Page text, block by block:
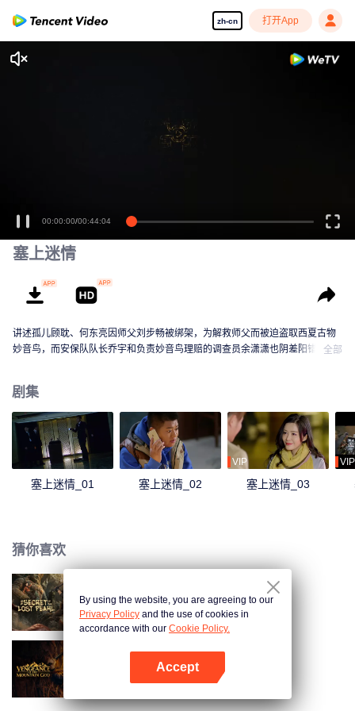
zh-cn 打开App
00:00:00/00:44:04
塞上迷情
讲述孤儿顾耽、何东亮因师父刘步畅被绑架，为解救师父而被迫盗取西夏古物
妙音鸟，而安保队队长乔宇和负责妙音鸟理赔的调查员余潇潇也阴差阳错卷入
全部
剧集
塞上迷情_01 塞上迷情_02
VIP
塞上迷情_03
VIP
猜你喜欢
明珠奇谭
山神异闻录
By using the website, you are agreeing to our
Privacy Policy and the use of cookies in
accordance with our Cookie Policy.
Accept